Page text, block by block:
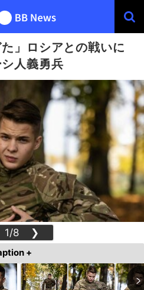
た」ロシアとの戦いに
人義勇兵
1/8 ❯
+